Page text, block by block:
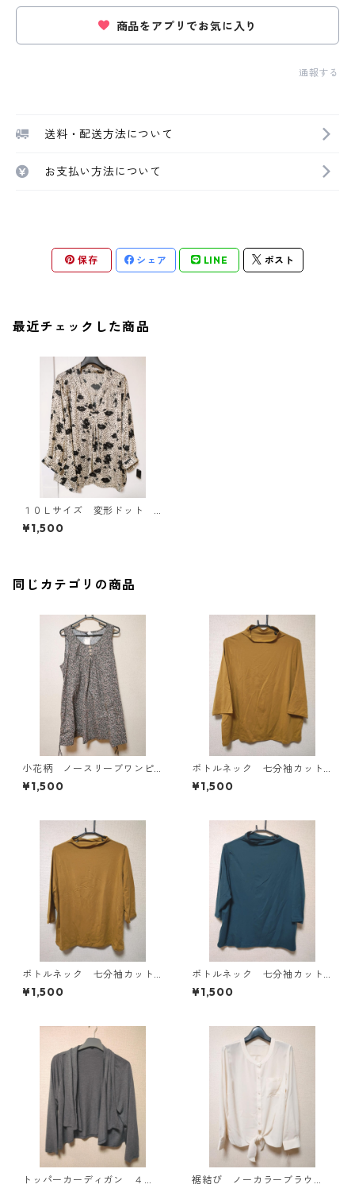
商品をアプリでお気に入り
通報する
送料・配送方法について
お支払い方法について
保存 シェア LINE ポスト
最近チェックした商品
１０Ｌサイズ 変形ドット
花柄 ボウタイブラウス オ
フホワイト KAE-4771
¥1,500
同じカテゴリの商品
小花柄 ノースリーブワンピ
ース ４Ｌ ブラック KAE-
4819
¥1,500
ボトルネック 七分袖カット
ソー ４Ｌ マスタード KA
E-4818
¥1,500
ボトルネック 七分袖カット
ソー ４Ｌ マスタード KA
E-4816
¥1,500
ボトルネック 七分袖カット
ソー ４Ｌ ティールグリー
ン KAE-4815
¥1,500
トッパーカーディガン ４
裾結び ノーカラーブラウ